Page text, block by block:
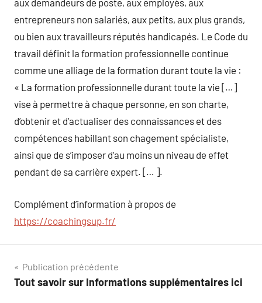
aux demandeurs de poste, aux employés, aux
entrepreneurs non salariés, aux petits, aux plus grands,
ou bien aux travailleurs réputés handicapés. Le Code du
travail définit la formation professionnelle continue
comme une alliage de la formation durant toute la vie :
« La formation professionnelle durant toute la vie […]
vise à permettre à chaque personne, en son charte,
d’obtenir et d’actualiser des connaissances et des
compétences habillant son chagement spécialiste,
ainsi que de s’imposer d’au moins un niveau de effet
pendant de sa carrière expert. [… ].
Complément d’information à propos de
https://coachingsup.fr/
Navigation
de
Publication précédente
Tout savoir sur Informations supplémentaires ici